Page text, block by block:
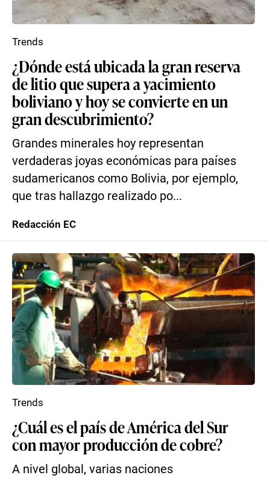
¿Dónde está ubicada la gran reserva
de litio que supera a yacimiento
boliviano y hoy se convierte en un
gran descubrimiento?
Grandes minerales hoy representan
verdaderas joyas económicas para países
sudamericanos como Bolivia, por ejemplo,
que tras hallazgo realizado po...
Trends
Redacción EC
¿Cuál es el país de América del Sur
con mayor producción de cobre?
A nivel global, varias naciones
Trends